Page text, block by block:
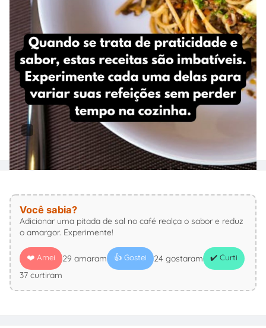
Você sabia?
Adicionar uma pitada de sal no café realça o sabor e reduz
o amargor. Experimente!
❤️ Amei 29 amaram 👍 Gostei 24 gostaram ✔️ Curti
37 curtiram